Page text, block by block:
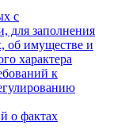
с
для заполнения
об имуществе и
характера
к
о фактах